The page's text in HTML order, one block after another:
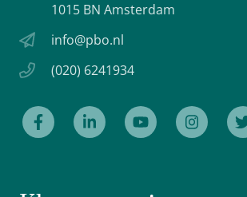
1015 BN Amsterdam
info@pbo.nl
(020) 6241934